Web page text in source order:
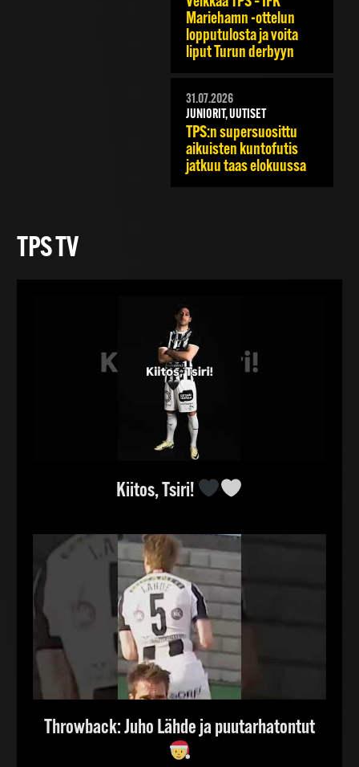
Mariehamn -ottelun
lopputulosta ja voita
liput Turun derbyyn
31.07.2026
JUNIORIT, UUTISET
TPS:n supersuosittu
aikuisten kuntofutis
jatkuu taas elokuussa
TPS TV
Kiitos, Tsiri!
Throwback: Juho Lähde ja puutarhatontut